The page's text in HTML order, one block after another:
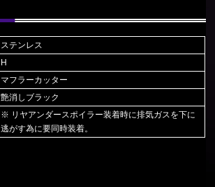
ステンレス
H
マフラーカッター
艶消しブラック
※ リヤアンダースポイラー装着時に排気ガスを下に
逃がす為に要同時装着。